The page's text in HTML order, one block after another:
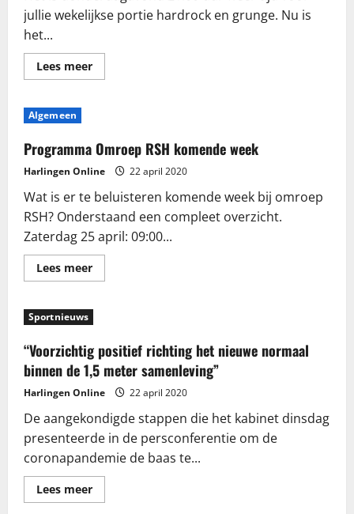
jullie wekelijkse portie hardrock en grunge. Nu is
het...
Lees meerLees
meer
op
reserve
in
deze
tijd
Algemeen
Programma Omroep RSH komende week
Harlingen Online 22 april 2020
Wat is er te beluisteren komende week bij omroep
RSH? Onderstaand een compleet overzicht.
Zaterdag 25 april: 09:00...
Lees meerLees
meer
Omroep
RSH
week
Sportnieuws
“Voorzichtig positief richting het nieuwe normaal
binnen de 1,5 meter samenleving”
Harlingen Online 22 april 2020
De aangekondigde stappen die het kabinet dinsdag
presenteerde in de persconferentie om de
coronapandemie de baas te...
Lees meerLees
meer